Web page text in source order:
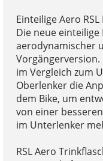
Einteilige Aero
Die neue
aerodynamischer
im Vergleich zum
Oberlenker die
dem Bike, um
von einer
im Unterlenker
RSL Aero